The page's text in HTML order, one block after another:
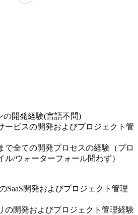
の開発経験(言語不問)
ービスの開発およびプロジェクト管
で全ての開発プロセスの経験（プロ
ル/ウォーターフォール問わず）
SaaS開発およびプロジェクト管理
の開発およびプロジェクト管理経験